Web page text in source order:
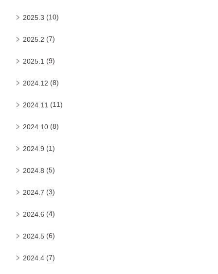
2025.3 (10)
2025.2 (7)
2025.1 (9)
2024.12 (8)
2024.11 (11)
2024.10 (8)
2024.9 (1)
2024.8 (5)
2024.7 (3)
2024.6 (4)
2024.5 (6)
2024.4 (7)